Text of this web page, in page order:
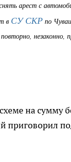
арест с
в СУ СКР по
незаконно,
на сумму
приговорил